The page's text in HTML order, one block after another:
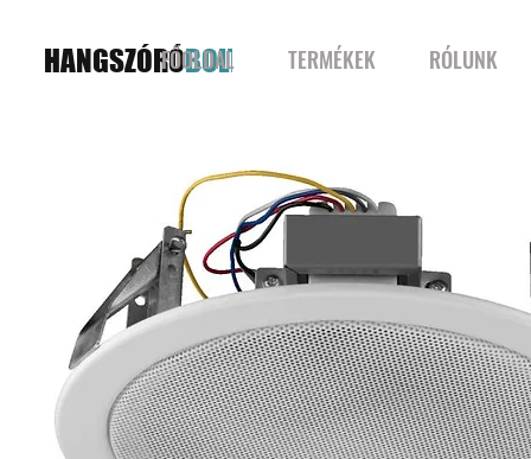
HANGSZÓRÓBOLT
FŐOLDAL TERMÉKEK RÓLUNK